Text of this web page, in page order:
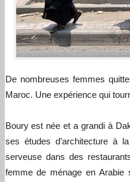
De nombreuses femmes
Maroc. Une expérience qui
Boury est née et a grandi à
ses études d’architecture à
serveuse dans des
femme de ménage en